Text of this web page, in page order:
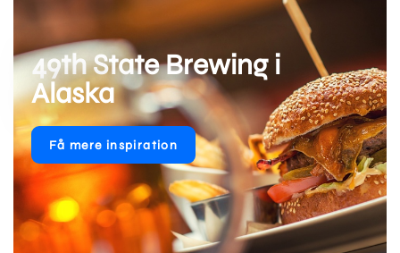
49th State Brewing i
Alaska
Få mere inspiration